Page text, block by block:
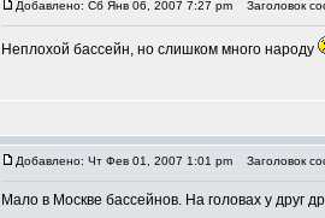
Добавлено: Сб Янв 06, 2007 7:27 pm Заголовок
Неплохой бассейн, но слишком много народу
Добавлено: Чт Фев 01, 2007 1:01 pm Заголовок
Мало в Москве бассейнов. На головах у друг